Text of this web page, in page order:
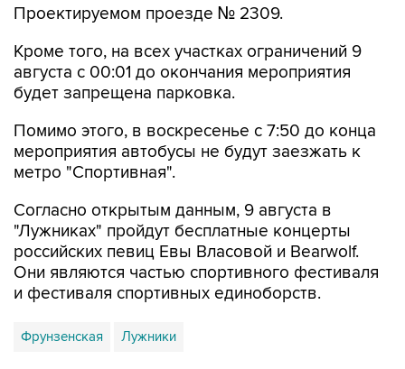
Проектируемом проезде № 2309.
Кроме того, на всех участках ограничений 9
августа с 00:01 до окончания мероприятия
будет запрещена парковка.
Помимо этого, в воскресенье с 7:50 до конца
мероприятия автобусы не будут заезжать к
метро "Спортивная".
Согласно открытым данным, 9 августа в
"Лужниках" пройдут бесплатные концерты
российских певиц Евы Власовой и Bearwolf.
Они являются частью спортивного фестиваля
и фестиваля спортивных единоборств.
Фрунзенская Лужники